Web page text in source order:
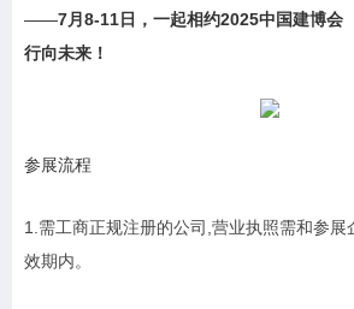
——7月8-11日，一起相约2025中国建博会
行向未来！
参展流程
1.需工商正规注册的公司,营业执照需和参展
效期内。